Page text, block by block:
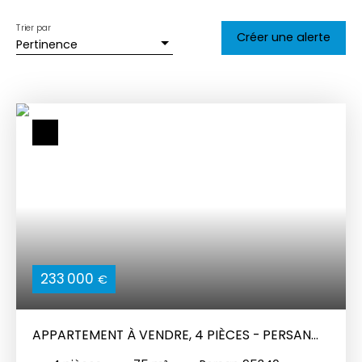
Pertinence
Trier par
Créer une alerte
233 000 €
APPARTEMENT À VENDRE, 4 PIÈCES - PERSAN